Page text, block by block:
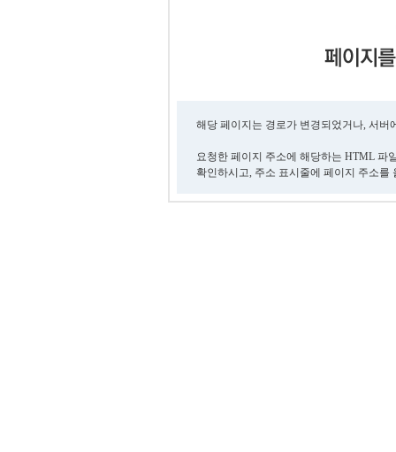
해당 페이지는 경로가 변경되었거나, 서
요청한 페이지 주소에 해당하는 HTML 파
확인하시고, 주소 표시줄에 페이지 주소